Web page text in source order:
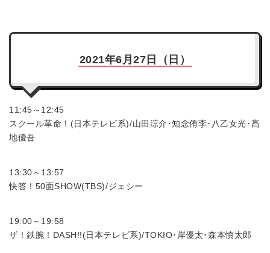
2021年6月27日（日）
11:45～12:45
スクール革命！(日本テレビ系)/山田涼介･知念侑李･八乙女光･髙
地優吾
13:30～13:57
快答！50面SHOW(TBS)/ジェシー
19:00～19:58
ザ！鉄腕！DASH!!(日本テレビ系)/TOKIO･岸優太･森本慎太郎